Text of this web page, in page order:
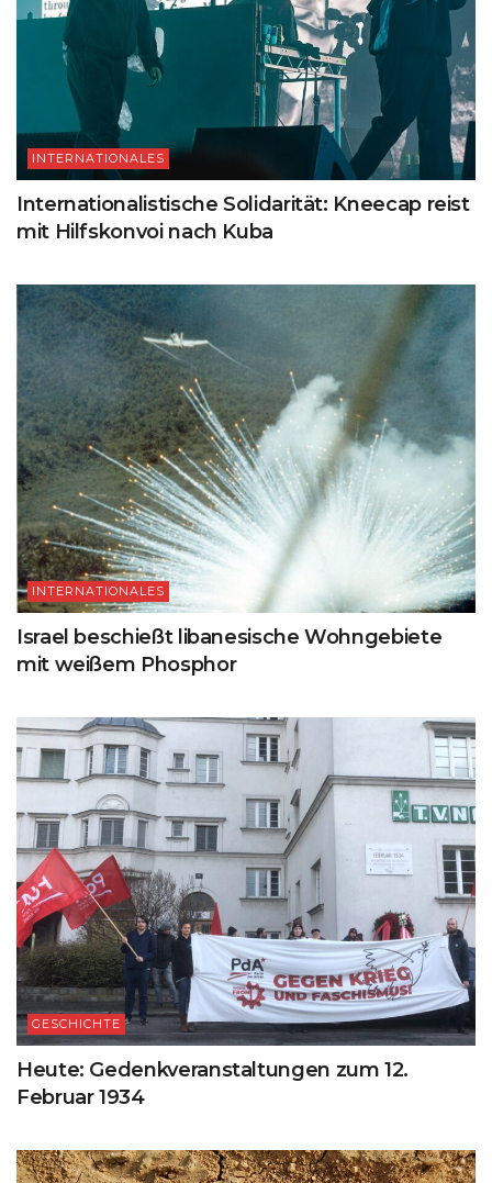
INTERNATIONALES
Internationalistische Solidarität: Kneecap reist
mit Hilfskonvoi nach Kuba
INTERNATIONALES
Israel beschießt libanesische Wohngebiete
mit weißem Phosphor
GESCHICHTE
Heute: Gedenkveranstaltungen zum 12.
Februar 1934